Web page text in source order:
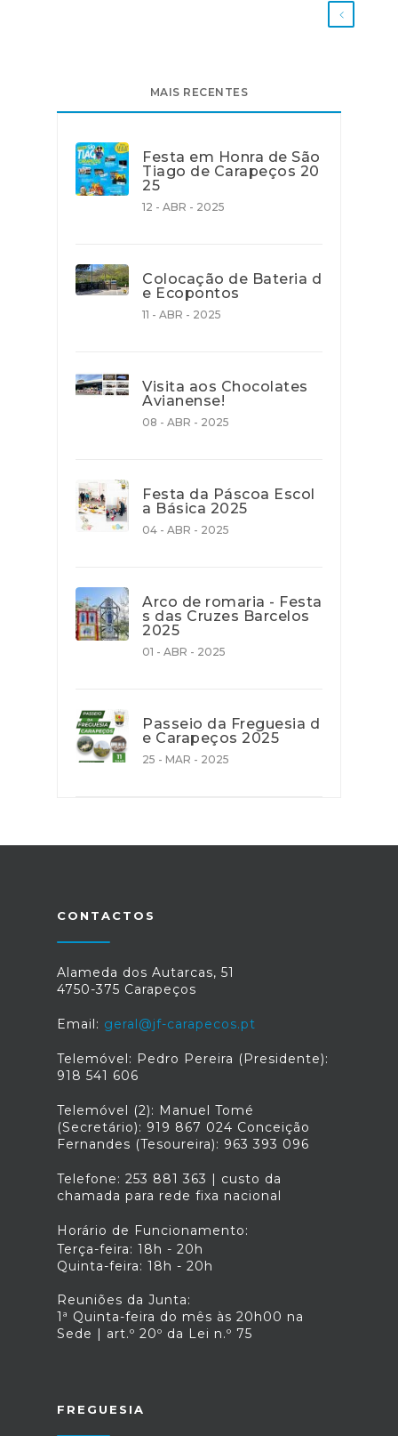
MAIS RECENTES
Festa em Honra de São
Tiago de Carapeços 20
25
12 - ABR - 2025
Colocação de Bateria d
e Ecopontos
11 - ABR - 2025
Visita aos Chocolates
Avianense!
08 - ABR - 2025
Festa da Páscoa Escol
a Básica 2025
04 - ABR - 2025
Arco de romaria - Festa
s das Cruzes Barcelos
2025
01 - ABR - 2025
Passeio da Freguesia d
e Carapeços 2025
25 - MAR - 2025
CONTACTOS
Alameda dos Autarcas, 51
4750-375 Carapeços
Email: geral@jf-carapecos.pt
Telemóvel: Pedro Pereira (Presidente):
918 541 606
Telemóvel (2): Manuel Tomé
(Secretário): 919 867 024 Conceição
Fernandes (Tesoureira): 963 393 096
Telefone: 253 881 363 | custo da
chamada para rede fixa nacional
Horário de Funcionamento:
Terça-feira: 18h - 20h
Quinta-feira: 18h - 20h
Reuniões da Junta:
1ª Quinta-feira do mês às 20h00 na
Sede | art.º 20º da Lei n.º 75
FREGUESIA